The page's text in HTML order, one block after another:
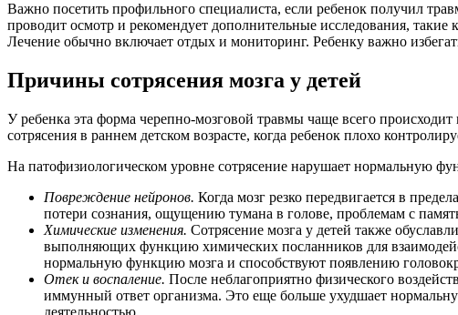
Важно посетить профильного специалиста, если ребенок получил
проводит осмотр и рекомендует дополнительные исследования,
Лечение обычно включает отдых и мониторинг. Ребенку важно
Причины сотрясения мозга у детей
У ребенка эта форма черепно-мозговой травмы чаще всего
сотрясения в раннем детском возрасте, когда ребенок плохо
На патофизиологическом уровне сотрясение нарушает нормальную
Повреждение нейронов. Когда мозг резко передвигается в
потери сознания, ощущению тумана в голове, проблемам с
Химические изменения. Сотрясение мозга у детей также
выполняющих функцию химических посланников для
нормальную функцию мозга и способствуют появлению
Отек и воспаление. После неблагоприятно физического
иммунный ответ организма. Это еще больше ухудшает